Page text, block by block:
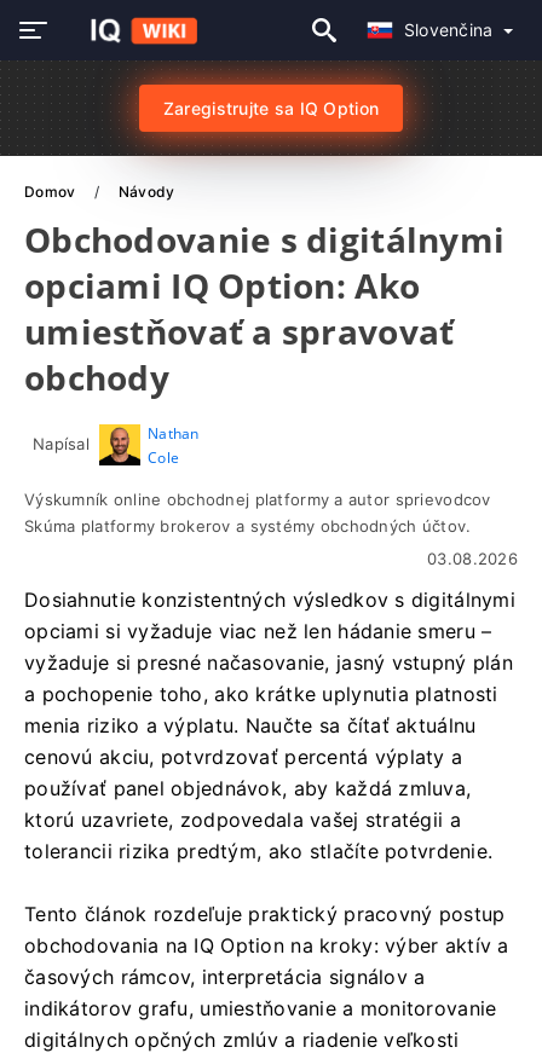
Slovenčina
Zaregistrujte sa IQ Option
Domov Návody
Obchodovanie s digitálnymi
opciami IQ Option: Ako
umiestňovať a spravovať
obchody
Napísal
Nathan
Cole
Výskumník online obchodnej platformy a autor sprievodcov
Skúma platformy brokerov a systémy obchodných účtov.
03.08.2026
Dosiahnutie konzistentných výsledkov s digitálnymi
opciami si vyžaduje viac než len hádanie smeru –
vyžaduje si presné načasovanie, jasný vstupný plán
a pochopenie toho, ako krátke uplynutia platnosti
menia riziko a výplatu. Naučte sa čítať aktuálnu
cenovú akciu, potvrdzovať percentá výplaty a
používať panel objednávok, aby každá zmluva,
ktorú uzavriete, zodpovedala vašej stratégii a
tolerancii rizika predtým, ako stlačíte potvrdenie.
Tento článok rozdeľuje praktický pracovný postup
obchodovania na IQ Option na kroky: výber aktív a
časových rámcov, interpretácia signálov a
indikátorov grafu, umiestňovanie a monitorovanie
digitálnych opčných zmlúv a riadenie veľkosti